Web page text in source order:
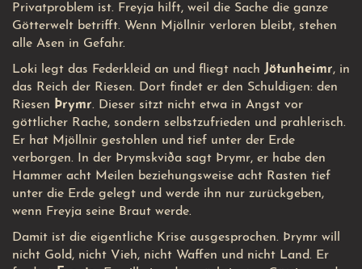
Privatproblem ist. Freyja hilft, weil die Sache die ganze
Götterwelt betrifft. Wenn Mjöllnir verloren bleibt, stehen
alle Asen in Gefahr.
Loki legt das Federkleid an und fliegt nach Jötunheimr, in
das Reich der Riesen. Dort findet er den Schuldigen: den
Riesen
Þrymr. Dieser sitzt nicht etwa in Angst vor
göttlicher Rache, sondern selbstzufrieden und prahlerisch.
Er hat Mjöllnir gestohlen und tief unter der Erde
verborgen. In der Þrymskviða sagt Þrymr, er habe den
Hammer acht Meilen beziehungsweise acht Rasten tief
unter die Erde gelegt und werde ihn nur zurückgeben,
wenn Freyja seine Braut werde.
Damit ist die eigentliche Krise ausgesprochen. Þrymr will
nicht Gold, nicht Vieh, nicht Waffen und nicht Land. Er